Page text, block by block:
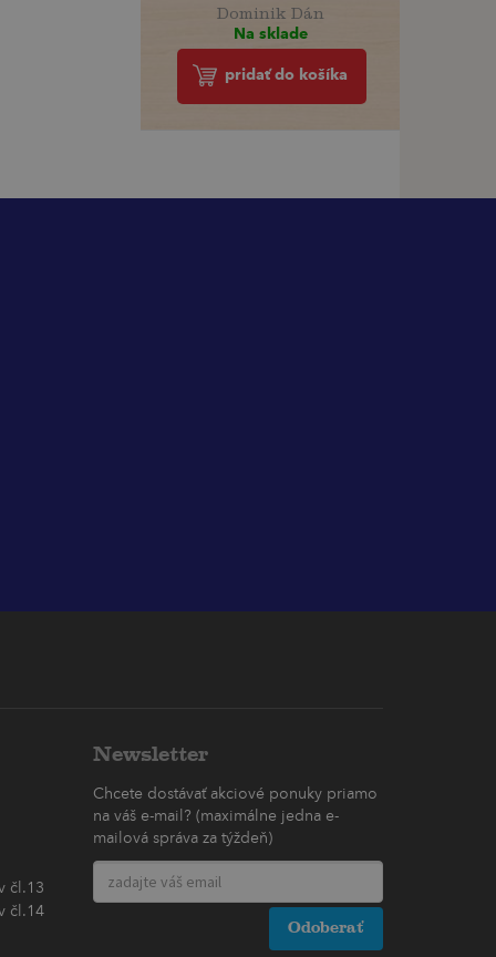
Dominik Dán
Na sklade
pridať do košíka
čl.13
čl.14
Newsletter
Chcete dostávať akciové ponuky priamo
na váš e-mail? (maximálne jedna e-
mailová správa za týždeň)
Odoberať